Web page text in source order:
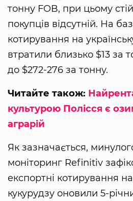
тонну FOB, при цьому
покупців відсутній. На
котирування на
втратили близько $13 за
до $272-276 за тонну.
Читайте також:
культурою Полісся є
аграрій
Як зазначається,
моніторинг Refinitiv
експортні котирування
кукурудзу оновили 5-